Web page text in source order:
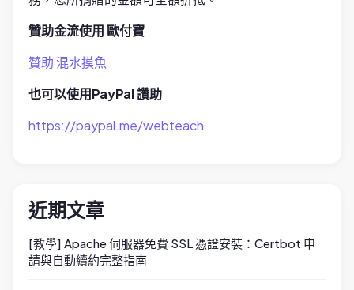
贊助金流使用 歐付寶
贊助 混水摸魚
也可以使用PayPal 讚助
https://paypal.me/webteach
近期文章
[教學] Apache 伺服器免費 SSL 憑證安裝：Certbot 申
請與自動續約完整指南